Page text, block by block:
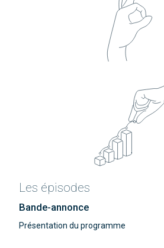
Les épisodes
Bande-annonce
Présentation du programme